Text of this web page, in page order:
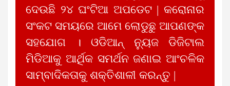
ଦେଉଛି ୨୪ ଘଂଟିଆ ଅପଡେଟ | କରୋନାର
ସଂକଟ ସମୟରେ ଆମେ ଲୋଡୁଛୁ ଆପଣଙ୍କ
ସହଯୋଗ । ଓଡିଆନ୍ ନ୍ୟୁଜ ଡିଜିଟାଲ
ମିଡିଆକୁ ଆର୍ଥିକ ସମର୍ଥନ ଜଣାଇ ଆଂଚଳିକ
ସାମ୍ବାଦିକତାକୁ ଶକ୍ତିଶାଳୀ କରନ୍ତୁ |